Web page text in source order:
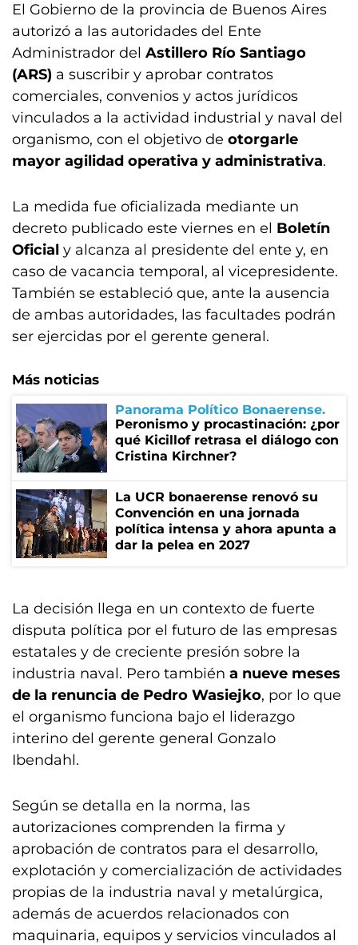
El Gobierno de la provincia de Buenos Aires
autorizó a las autoridades del Ente
Administrador del Astillero Río Santiago
(ARS) a suscribir y aprobar contratos
comerciales, convenios y actos jurídicos
vinculados a la actividad industrial y naval del
organismo, con el objetivo de otorgarle
mayor agilidad operativa y administrativa.
La medida fue oficializada mediante un
decreto publicado este viernes en el Boletín
Oficial y alcanza al presidente del ente y, en
caso de vacancia temporal, al vicepresidente.
También se estableció que, ante la ausencia
de ambas autoridades, las facultades podrán
ser ejercidas por el gerente general.
Más noticias
Panorama Político Bonaerense
Peronismo y procastinación: ¿por
qué Kicillof retrasa el diálogo con
Cristina Kirchner?
La UCR bonaerense renovó su
Convención en una jornada
política intensa y ahora apunta a
dar la pelea en 2027
La decisión llega en un contexto de fuerte
disputa política por el futuro de las empresas
estatales y de creciente presión sobre la
industria naval. Pero también a nueve meses
de la renuncia de Pedro Wasiejko, por lo que
el organismo funciona bajo el liderazgo
interino del gerente general Gonzalo
Ibendahl.
Según se detalla en la norma, las
autorizaciones comprenden la firma y
aprobación de contratos para el desarrollo,
explotación y comercialización de actividades
propias de la industria naval y metalúrgica,
además de acuerdos relacionados con
maquinaria, equipos y servicios vinculados al